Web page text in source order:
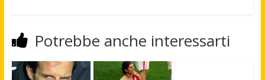
Potrebbe anche interessarti